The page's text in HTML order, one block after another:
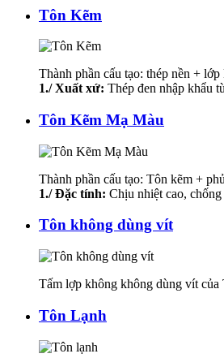
Tôn Kẽm
Thành phần cấu tạo: thép nền +
1./ Xuất xứ: Thép đen nhập khẩu
Tôn Kẽm Mạ Màu
Thành phần cấu tạo: Tôn kẽm +
1./ Đặc tính: Chịu nhiệt cao,
Tôn không dùng vít
Tấm lợp không không dùng vít
Tôn Lạnh